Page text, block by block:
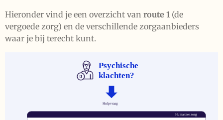
Hieronder vind je een overzicht van route 1 (de
vergoede zorg) en de verschillende zorgaanbieders
waar je bij terecht kunt.